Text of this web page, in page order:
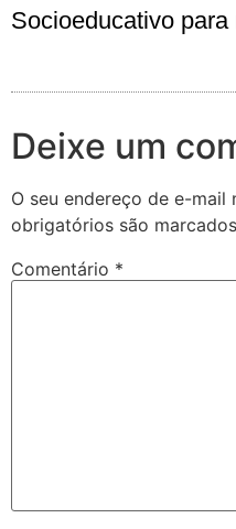
Socioeducativo
Deixe um
O seu endereço de e-mail
obrigatórios são
Comentário *